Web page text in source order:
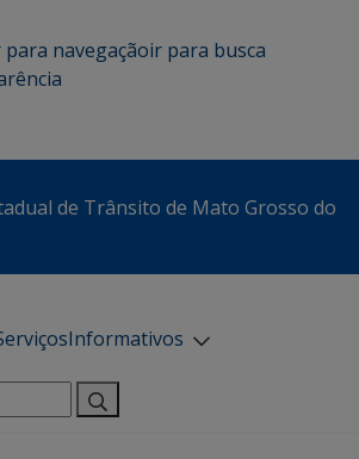
para navegaçãoir para busca
de Trânsito de Mato Grosso do
Informativos